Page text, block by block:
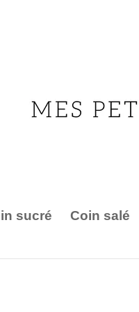
sucré Coin salé